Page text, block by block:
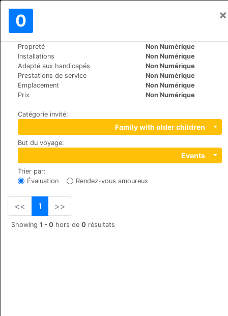
0 ×
Propreté
Non Numérique
Installations
Non Numérique
Adapté aux handicapés
Non Numérique
Prestations de service
Non Numérique
Emplacement
Non Numérique
Prix
Non Numérique
Catégorie invité:
Family with older children
But du voyage:
Events
Trier par:
Évaluation
Rendez-vous amoureux
<< 1 >>
Showing 1 - 0 hors de 0 résultats
Le Monde> Mallorca-Port-d'Andratx
Mon Port Hotel & Spa
+34 971 238623
c/Cala d'Egos, Finca La Noria, 07157